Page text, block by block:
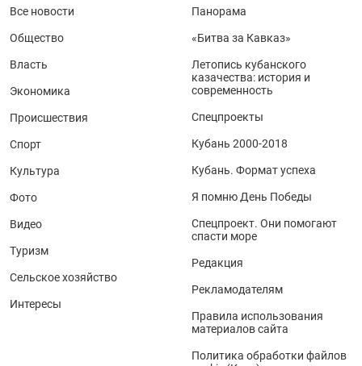
Все новости
Общество
Власть
Экономика
Происшествия
Спорт
Культура
Фото
Видео
Туризм
Сельское хозяйство
Интересы
Панорама
«Битва за Кавказ»
Летопись кубанского
казачества: история и
современность
Спецпроекты
Кубань 2000-2018
Кубань. Формат успеха
Я помню День Победы
Спецпроект. Они помогают
спасти море
Редакция
Рекламодателям
Правила использования
материалов сайта
Политика обработки файлов